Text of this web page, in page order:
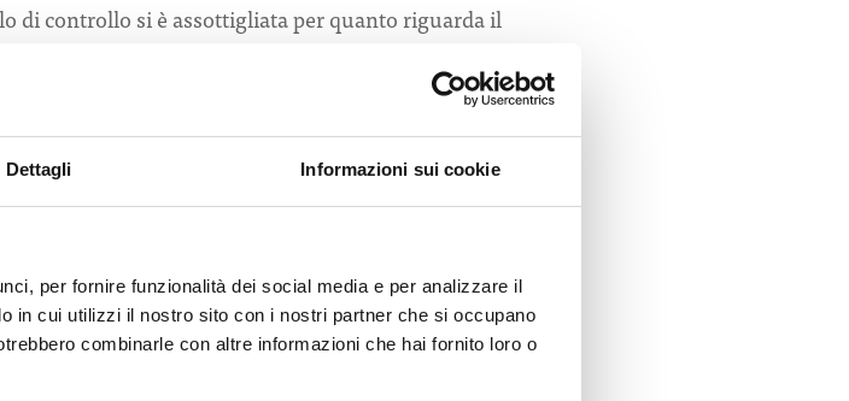
Dettagli Informazioni sui cookie
per fornire funzionalità dei social media e per analizzare il
in cui utilizzi il nostro sito con i nostri partner che si occupano
combinarle con altre informazioni che hai fornito loro o
di controllo si è assottigliata per quanto riguarda il
cura e ai problemi comportamentali degli assistiti.
un altro contesto, questi operatori sanitari hanno
Lisa Onken
, dell’U. S. National Institute on Aging,non
delle CBT potrebbe avere effetti ancora più
dello studio – è sempre migliore delle